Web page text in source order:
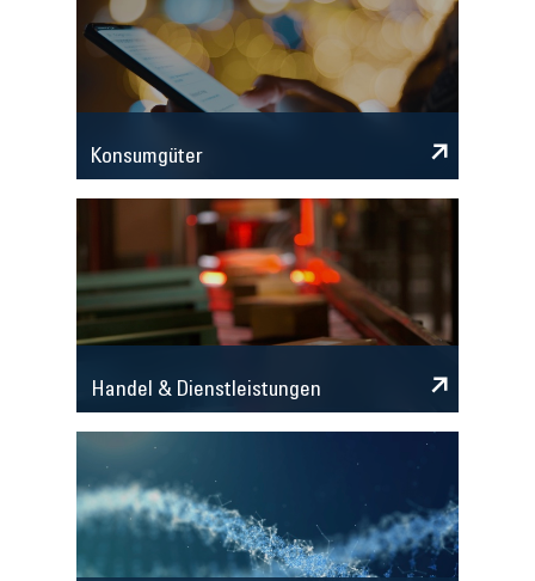
Konsumgüter
Handel & Dienstleistungen